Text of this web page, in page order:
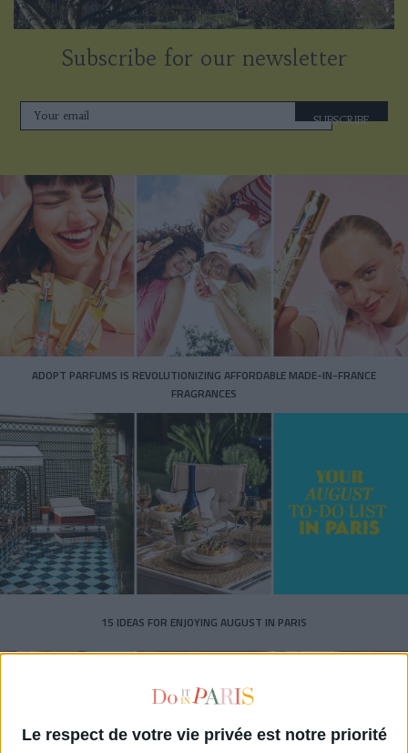
Le respect de votre vie privée est notre priorité
Subscribe for our newsletter
SUBSCRIBE
ADOPT PARFUMS IS REVOLUTIONIZING AFFORDABLE MADE-IN-FRANCE
FRAGRANCES
15 IDEAS FOR ENJOYING AUGUST IN PARIS